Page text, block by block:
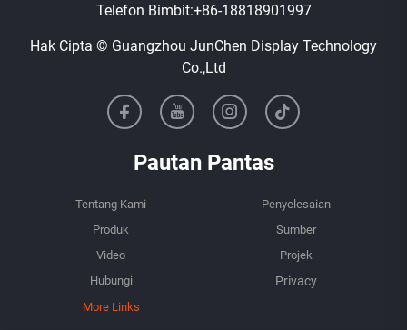
Telefon Bimbit:+86-18818901997
Hak Cipta © Guangzhou JunChen Display Technology
Co.,Ltd
Pautan Pantas
Tentang Kami
Penyelesaian
Produk
Sumber
Video
Projek
Hubungi
More Links